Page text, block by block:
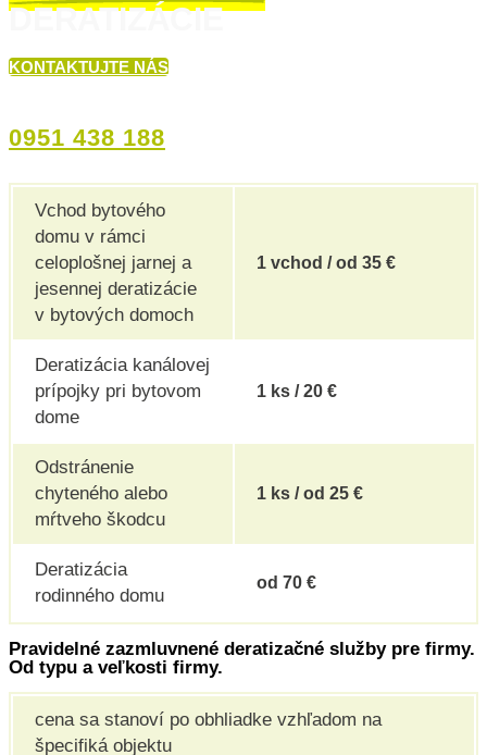
DERATIZÁCIE
KONTAKTUJTE NÁS
0951 438 188
Vchod bytového
domu v rámci
celoplošnej jarnej a
jesennej deratizácie
v bytových domoch
1 vchod / od 35 €
Deratizácia kanálovej
prípojky pri bytovom
dome
1 ks / 20 €
Odstránenie
chyteného alebo
mŕtveho škodcu
1 ks / od 25 €
Deratizácia
rodinného domu
od 70 €
Pravidelné zazmluvnené deratizačné služby pre firmy.
Od typu a veľkosti firmy.
cena sa stanoví po obhliadke vzhľadom na
špecifiká objektu